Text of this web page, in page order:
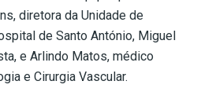
diretora da Unidade de
de Santo António, Miguel
e Arlindo Matos, médico
e Cirurgia Vascular.